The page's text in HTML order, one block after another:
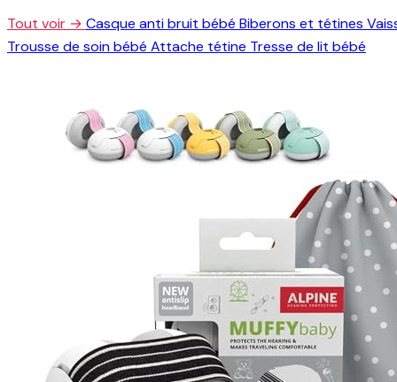
Tout voir → Casque anti bruit bébé Biberons et tétines
Trousse de soin bébé Attache tétine Tresse de lit bébé